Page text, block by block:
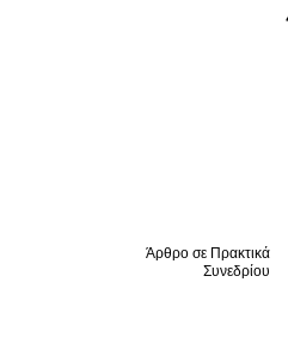
Άρθρο σε Πρακτικά
Συνεδρίου